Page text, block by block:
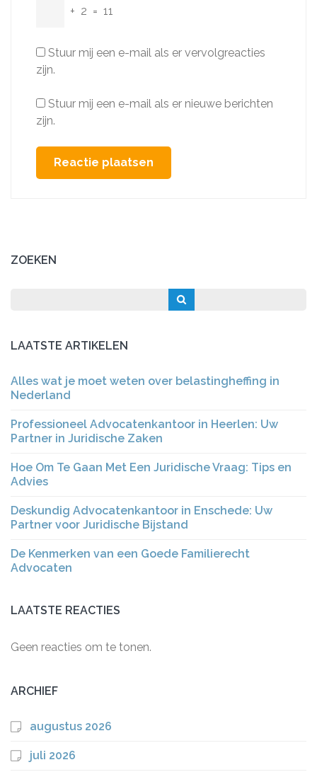
+ 2 = 11
Stuur mij een e-mail als er vervolgreacties
zijn.
Stuur mij een e-mail als er nieuwe berichten
zijn.
ZOEKEN
LAATSTE ARTIKELEN
Alles wat je moet weten over belastingheffing in
Nederland
Professioneel Advocatenkantoor in Heerlen: Uw
Partner in Juridische Zaken
Hoe Om Te Gaan Met Een Juridische Vraag: Tips en
Advies
Deskundig Advocatenkantoor in Enschede: Uw
Partner voor Juridische Bijstand
De Kenmerken van een Goede Familierecht
Advocaten
LAATSTE REACTIES
Geen reacties om te tonen.
ARCHIEF
augustus 2026
juli 2026